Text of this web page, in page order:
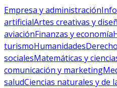
Empresa y administración
artificialArtes creativas y
aviaciónFinanzas y economía
turismoHumanidades
socialesMatemáticas y
comunicación y marketing
saludCiencias naturales y de